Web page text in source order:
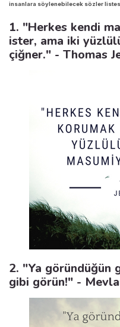
insanlara söylenebilecek sözler
1. "Herkes kendi
ister, ama iki
çiğner." - Thomas
2. "Ya göründüğün
gibi görün!" -